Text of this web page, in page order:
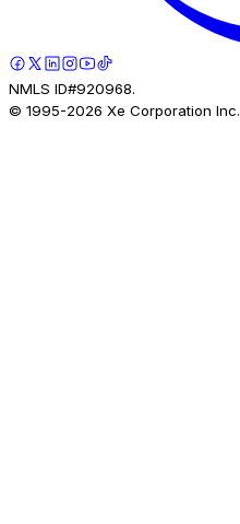
NMLS ID#920968.
© 1995-2026 Xe Corporation Inc.